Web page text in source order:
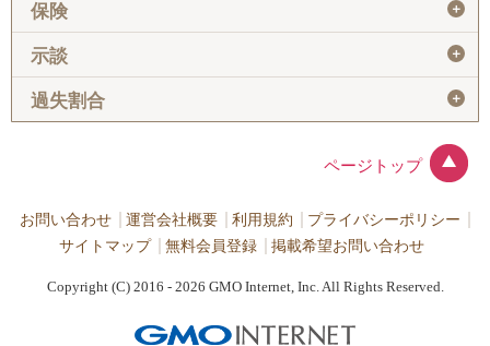
保険 ＋
示談 ＋
過失割合 ＋
ページトップ
お問い合わせ 運営会社概要 利用規約
プライバシーポリシー
サイトマップ
無料会員登録 掲載希望お問い合わせ
Copyright (C) 2016 - 2026 GMO Internet, Inc. All Rights Reserved.